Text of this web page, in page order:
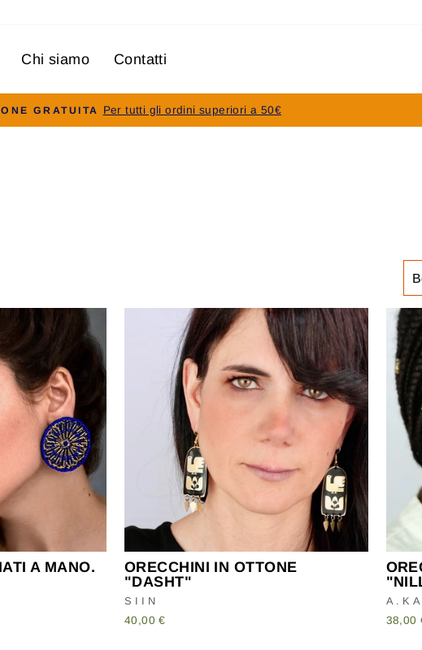
Chi siamo Contatti
GRATUITA Per tutti gli ordini superiori a 50€
A MANO.
ORECCHINI IN OTTONE
"DASHT"
SIIN
40,00 €
38,00